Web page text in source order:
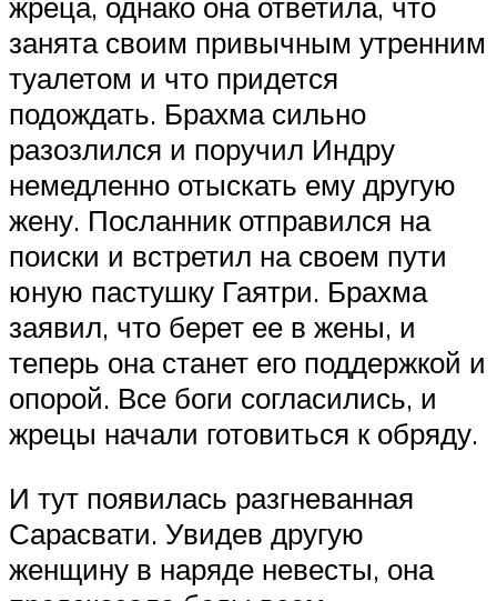
жреца, однако она ответила, что
занята своим привычным утренним
туалетом и что придется
подождать. Брахма сильно
разозлился и поручил Индру
немедленно отыскать ему другую
жену. Посланник отправился на
поиски и встретил на своем пути
юную пастушку Гаятри. Брахма
заявил, что берет ее в жены, и
теперь она станет его поддержкой и
опорой. Все боги согласились, и
жрецы начали готовиться к обряду.
И тут появилась разгневанная
Сарасвати. Увидев другую
женщину в наряде невесты, она